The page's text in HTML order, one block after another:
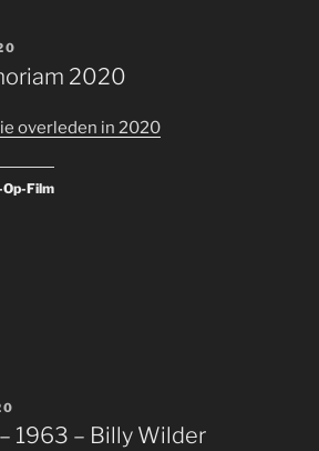
2020
overleden in 2020
Op-Film
1963 – Billy Wilder